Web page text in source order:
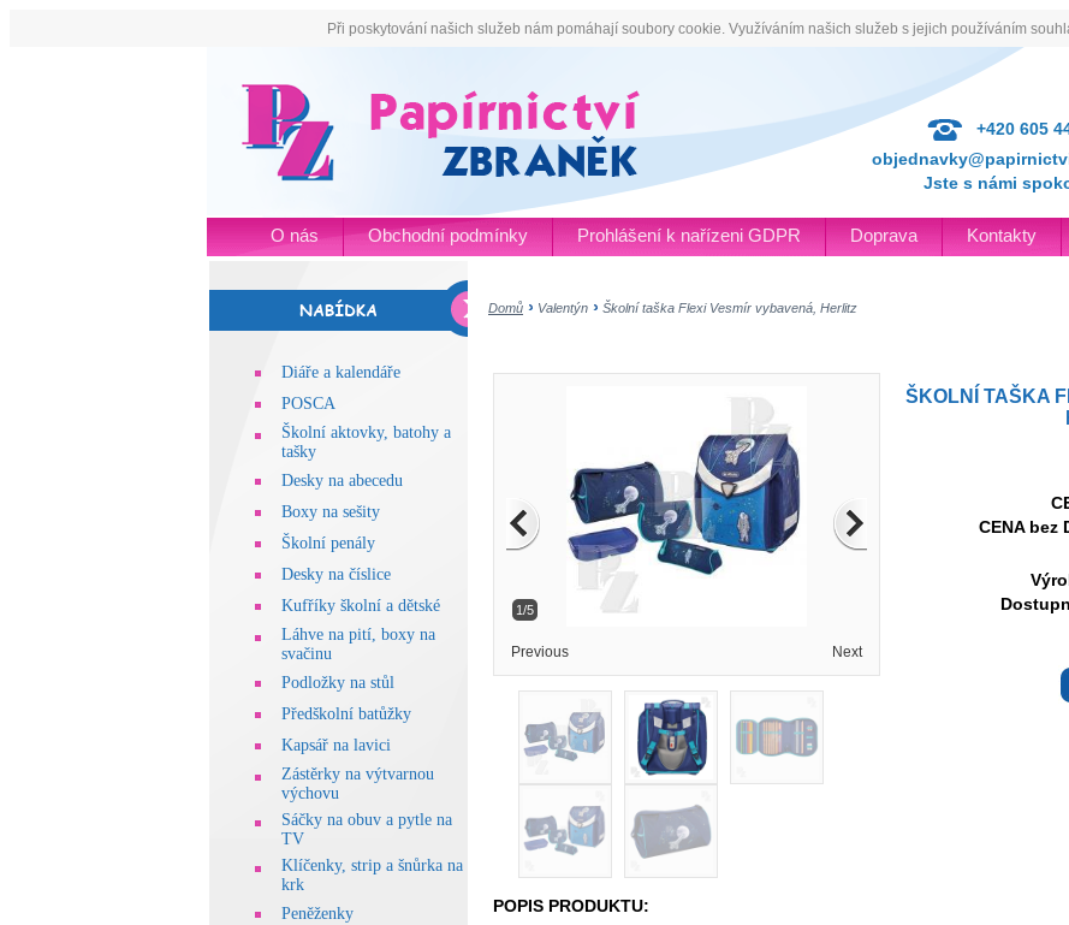
Při poskytování našich služeb nám pomáhají soubory cookie. Využíváním našich služeb s jejich používáním
+420 605
Jste s námi
O nás Obchodní podmínky Prohlášení k nařízeni GDPR Doprava Kontakty
Diáře a kalendáře
POSCA
Školní aktovky, batohy a
tašky
Desky na abecedu
Boxy na sešity
Školní penály
Desky na číslice
Kufříky školní a dětské
Láhve na pití, boxy na
svačinu
Podložky na stůl
Předškolní batůžky
Kapsář na lavici
Zástěrky na výtvarnou
výchovu
Sáčky na obuv a pytle na
TV
Klíčenky, strip a šnůrka na
krk
Peněženky
Domů Valentýn Školní taška Flexi Vesmír vybavená, Herlitz
1/5
Previous Next
ŠKOLNÍ TAŠKA
CENA bez
POPIS PRODUKTU: